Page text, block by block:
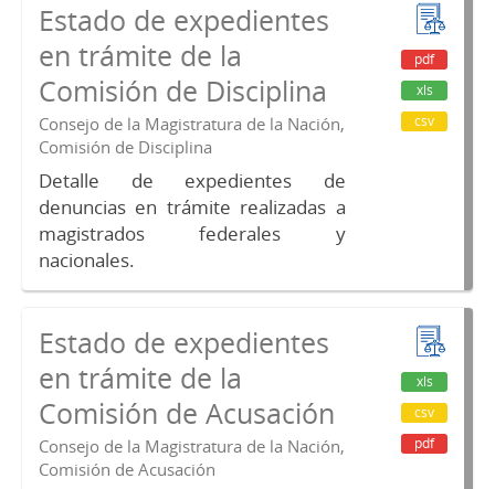
Estado de expedientes
en trámite de la
Comisión de Disciplina
Consejo de la Magistratura de la Nación,
Comisión de Disciplina
Detalle de expedientes de
denuncias en trámite realizadas a
magistrados federales y
nacionales.
pdf
xls
csv
Estado de expedientes
en trámite de la
Comisión de Acusación
Consejo de la Magistratura de la Nación,
Comisión de Acusación
xls
csv
pdf